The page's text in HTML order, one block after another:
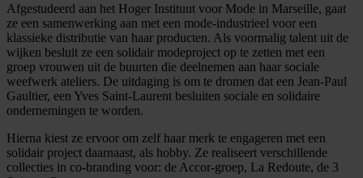
Afgestudeerd aan het Hoger Instituut voor Mode in Marseille, gaat
ze een samenwerking aan met een mode-industrieel voor een
klassieke distributie van haar producten. Als voormalig talent uit de
wijken besluit ze een solidair modeproject op te zetten met een
groep vrouwen uit de buurten die deelnemen aan haar sociale
weefwerk ateliers. De uitdaging is om te dromen dat een Jean-Paul
Gaultier, een Yves Saint-Laurent besluiten sociale en solidaire
ondernemingen te worden.
Hierna kiest ze ervoor om zelf haar merk te engageren met een
solidair project daarnaast, als hobby. Ze realiseert verschillende
collecties in co-branding voor: de Accor-groep, La Redoute, de 3